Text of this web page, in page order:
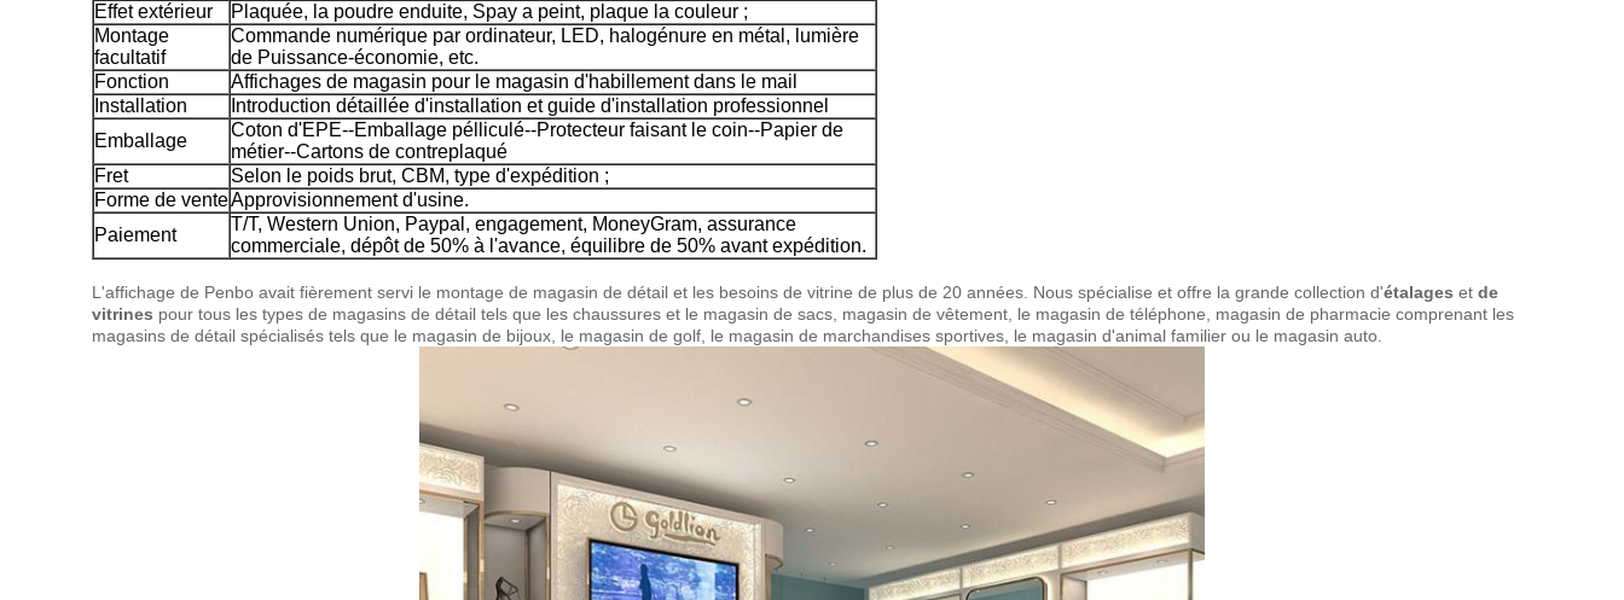
Effet extérieur
Plaquée, la poudre enduite, Spay a peint, plaque la couleur ;
Montage
facultatif
Commande numérique par ordinateur, LED, halogénure en métal, lumière
de Puissance-économie, etc.
Fonction
Affichages de magasin pour le magasin d'habillement dans le mail
Installation
Introduction détaillée d'installation et guide d'installation professionnel
Emballage
Coton d'EPE--Emballage pélliculé--Protecteur faisant le coin--Papier de
métier--Cartons de contreplaqué
Fret
Selon le poids brut, CBM, type d'expédition ;
Forme de venteApprovisionnement d'usine.
Paiement
T/T, Western Union, Paypal, engagement, MoneyGram, assurance
commerciale, dépôt de 50% à l'avance, équilibre de 50% avant expédition.
L'affichage de Penbo avait fièrement servi le montage de magasin de détail et les besoins de vitrine de plus de 20 années. Nous spécialise et offre la grande collection d'étalages et de
vitrines pour tous les types de magasins de détail tels que les chaussures et le magasin de sacs, magasin de vêtement, le magasin de téléphone, magasin de pharmacie comprenant les
magasins de détail spécialisés tels que le magasin de bijoux, le magasin de golf, le magasin de marchandises sportives, le magasin d'animal familier ou le magasin auto.